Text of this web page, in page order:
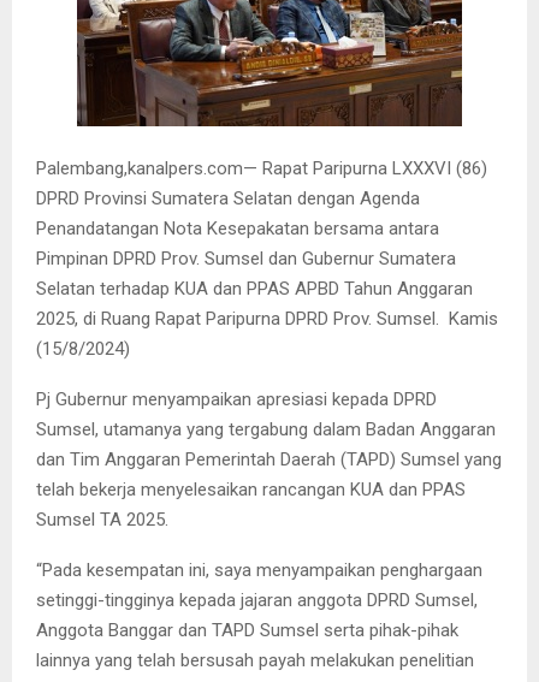
Palembang,kanalpers.com— Rapat Paripurna LXXXVI (86)
DPRD Provinsi Sumatera Selatan dengan Agenda
Penandatangan Nota Kesepakatan bersama antara
Pimpinan DPRD Prov. Sumsel dan Gubernur Sumatera
Selatan terhadap KUA dan PPAS APBD Tahun Anggaran
2025, di Ruang Rapat Paripurna DPRD Prov. Sumsel. Kamis
(15/8/2024)
Pj Gubernur menyampaikan apresiasi kepada DPRD
Sumsel, utamanya yang tergabung dalam Badan Anggaran
dan Tim Anggaran Pemerintah Daerah (TAPD) Sumsel yang
telah bekerja menyelesaikan rancangan KUA dan PPAS
Sumsel TA 2025.
“Pada kesempatan ini, saya menyampaikan penghargaan
setinggi-tingginya kepada jajaran anggota DPRD Sumsel,
Anggota Banggar dan TAPD Sumsel serta pihak-pihak
lainnya yang telah bersusah payah melakukan penelitian